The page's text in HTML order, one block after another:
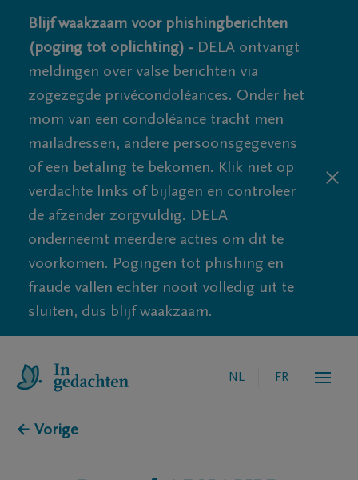
Blijf waakzaam voor phishingberichten
(poging tot oplichting) - DELA ontvangt
meldingen over valse berichten via
zogezegde privécondoléances. Onder het
mom van een condoléance tracht men
mailadressen, andere persoonsgegevens
of een betaling te bekomen. Klik niet op
verdachte links of bijlagen en controleer
de afzender zorgvuldig. DELA
onderneemt meerdere acties om dit te
voorkomen. Pogingen tot phishing en
fraude vallen echter nooit volledig uit te
sluiten, dus blijf waakzaam.
NL FR
← Vorige